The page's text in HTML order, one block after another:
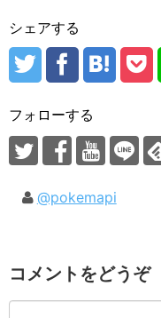
シェアする
フォローする
@pokemapi
コメントをどうぞ